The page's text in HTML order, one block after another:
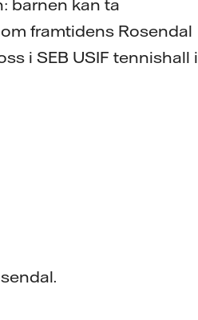
barnen kan ta
framtidens Rosendal
i SEB USIF tennishall i